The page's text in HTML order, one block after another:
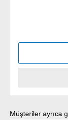
5 yıldız
Ürün galerisini atla
Müşteriler ayrıca